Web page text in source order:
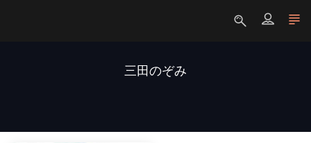
三田のぞみ